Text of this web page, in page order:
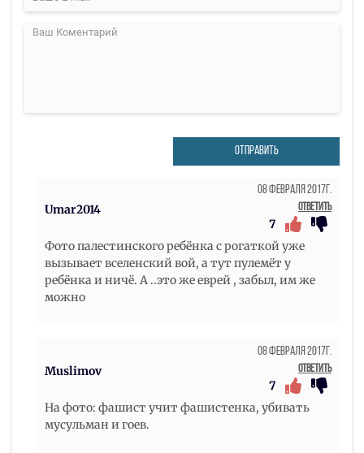
ОТПРАВИТЬ
Umar2014
08 Февраля 2017г.
Ответить
7
Фото палестинского ребёнка с рогаткой уже
вызывает вселенский вой, а тут пулемёт у
ребёнка и ничё. А ..это же еврей , забыл, им же
можно
Muslimov
08 Февраля 2017г.
Ответить
7
На фото: фашист учит фашистенка, убивать
мусульман и гоев.